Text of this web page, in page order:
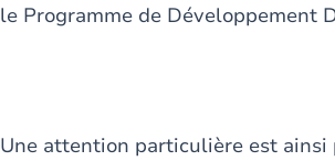
le Programme de Développement
Une attention particulière est ainsi